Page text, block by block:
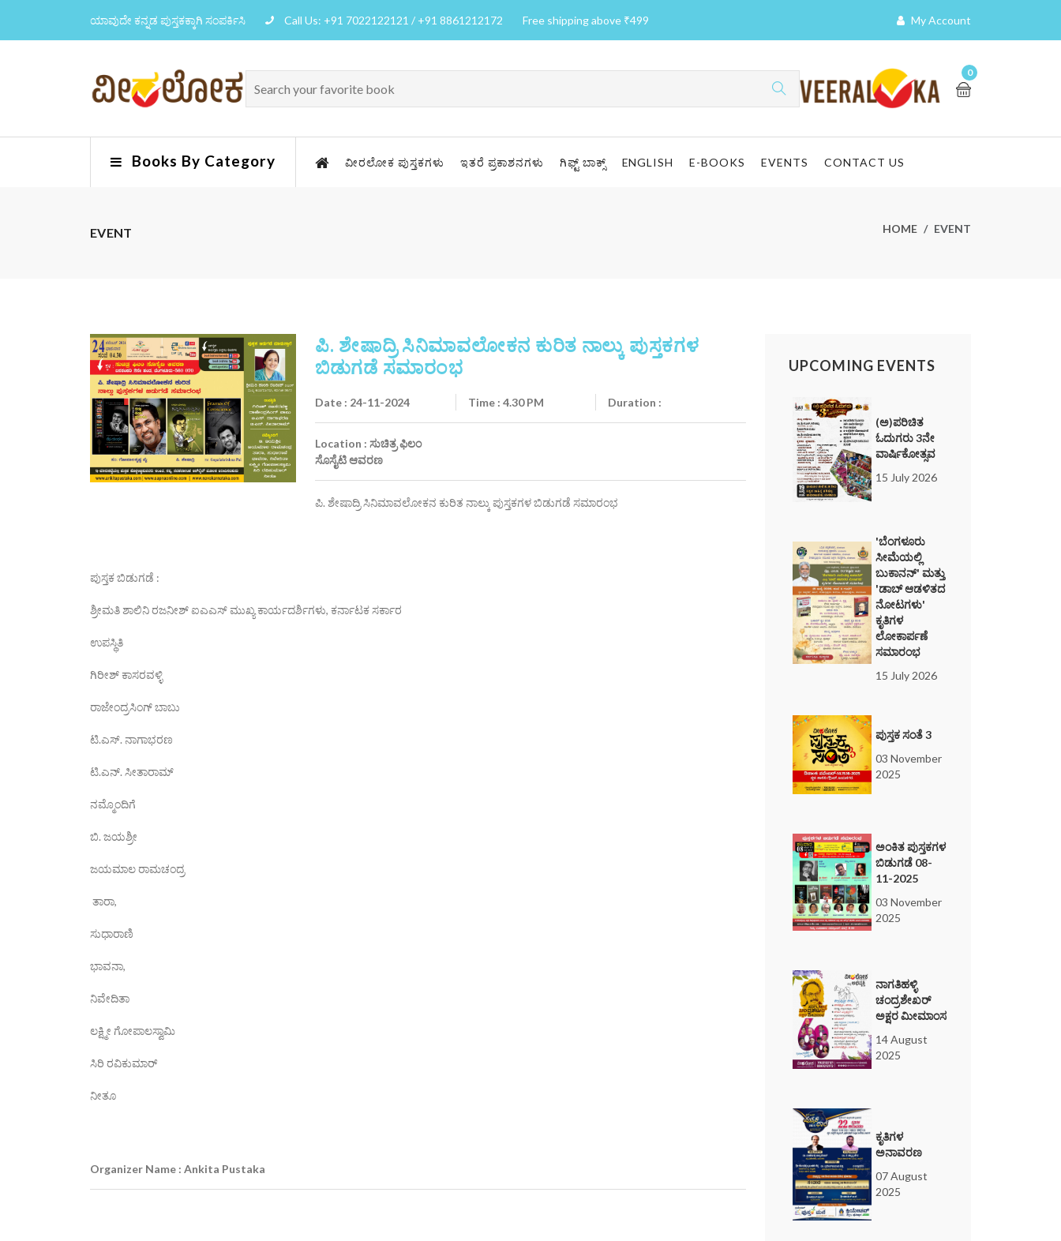
ಯಾವುದೇ ಕನ್ನಡ ಪುಸ್ತಕಕ್ಕಾಗಿ ಸಂಪರ್ಕಿಸಿ Call Us: +91 7022122121 / +91 8861212172 Free shipping above ₹499 My Account
0
Books By Category ವೀರಲೋಕ ಪುಸ್ತಕಗಳು ಇತರೆ ಪ್ರಕಾಶನಗಳು ಗಿಫ್ಟ್ ಬಾಕ್ಸ್ ENGLISH E-BOOKS EVENTS CONTACT US
EVENT HOME EVENT
ಪಿ. ಶೇಷಾದ್ರಿ ಸಿನಿಮಾವಲೋಕನ ಕುರಿತ ನಾಲ್ಕು ಪುಸ್ತಕಗಳ
ಬಿಡುಗಡೆ ಸಮಾರಂಭ
Date : 24-11-2024 Time : 4.30 PM Duration :
Location : ಸುಚಿತ್ರ ಫಿಲಂ
ಸೊಸೈಟಿ ಆವರಣ
ಪಿ. ಶೇಷಾದ್ರಿ ಸಿನಿಮಾವಲೋಕನ ಕುರಿತ ನಾಲ್ಕು ಪುಸ್ತಕಗಳ ಬಿಡುಗಡೆ ಸಮಾರಂಭ
ಪುಸ್ತಕ ಬಿಡುಗಡೆ :
ಶ್ರೀಮತಿ ಶಾಲಿನಿ ರಜನೀಶ್ ಐಎಎಸ್ ಮುಖ್ಯ ಕಾರ್ಯದರ್ಶಿಗಳು, ಕರ್ನಾಟಕ ಸರ್ಕಾರ
ಉಪಸ್ಥಿತಿ
ಗಿರೀಶ್ ಕಾಸರವಳ್ಳಿ
ರಾಜೇಂದ್ರಸಿಂಗ್ ಬಾಬು
ಟಿ.ಎಸ್. ನಾಗಾಭರಣ
ಟಿ.ಎನ್. ಸೀತಾರಾಮ್
ನಮ್ಮೊಂದಿಗೆ
ಬಿ. ಜಯಶ್ರೀ
ಜಯಮಾಲ ರಾಮಚಂದ್ರ
ತಾರಾ,
ಸುಧಾರಾಣಿ
ಭಾವನಾ,
ನಿವೇದಿತಾ
ಲಕ್ಷ್ಮೀ ಗೋಪಾಲಸ್ವಾಮಿ
ಸಿರಿ ರವಿಕುಮಾರ್
ನೀತೂ
Organizer Name : Ankita Pustaka
UPCOMING EVENTS
(ಅ)ಪರಿಚಿತ
ಓದುಗರು 3ನೇ
ವಾರ್ಷಿಕೋತ್ಸವ
15 July 2026
'ಬೆಂಗಳೂರು
ಸೀಮೆಯಲ್ಲಿ
ಬುಕಾನನ್' ಮತ್ತು
'ಡಾಬ್ ಆಡಳಿತದ
ನೋಟಗಳು'
ಕೃತಿಗಳ
ಲೋಕಾರ್ಪಣೆ
ಸಮಾರಂಭ
15 July 2026
ಪುಸ್ತಕ ಸಂತೆ 3
03 November
2025
ಅಂಕಿತ ಪುಸ್ತಕಗಳ
ಬಿಡುಗಡೆ 08-
11-2025
03 November
2025
ನಾಗತಿಹಳ್ಳಿ
ಚಂದ್ರಶೇಖರ್
ಅಕ್ಷರ ಮೀಮಾಂಸ
14 August
2025
ಕೃತಿಗಳ
ಅನಾವರಣ
07 August
2025